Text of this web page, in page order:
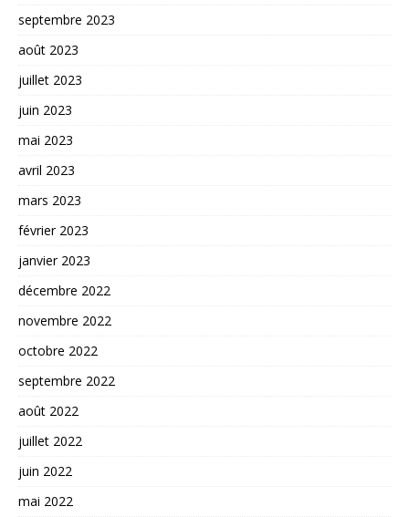
septembre 2023
août 2023
juillet 2023
juin 2023
mai 2023
avril 2023
mars 2023
février 2023
janvier 2023
décembre 2022
novembre 2022
octobre 2022
septembre 2022
août 2022
juillet 2022
juin 2022
mai 2022